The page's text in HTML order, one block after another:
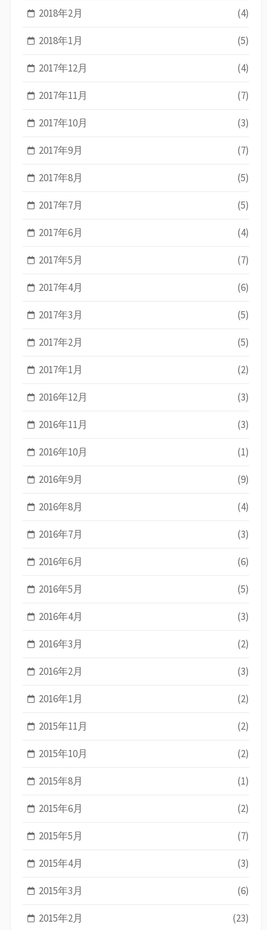
2018年2月 (4)
2018年1月 (5)
2017年12月 (4)
2017年11月 (7)
2017年10月 (3)
2017年9月 (7)
2017年8月 (5)
2017年7月 (5)
2017年6月 (4)
2017年5月 (7)
2017年4月 (6)
2017年3月 (5)
2017年2月 (5)
2017年1月 (2)
2016年12月 (3)
2016年11月 (3)
2016年10月 (1)
2016年9月 (9)
2016年8月 (4)
2016年7月 (3)
2016年6月 (6)
2016年5月 (5)
2016年4月 (3)
2016年3月 (2)
2016年2月 (3)
2016年1月 (2)
2015年11月 (2)
2015年10月 (2)
2015年8月 (1)
2015年6月 (2)
2015年5月 (7)
2015年4月 (3)
2015年3月 (6)
2015年2月 (23)